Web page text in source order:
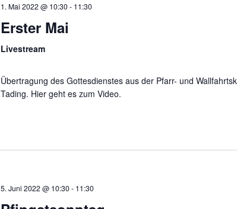
1. Mai 2022 @ 10:30- 11:30
Erster Mai
Livestream
Übertragung des Gottesdienstes aus der Pfarr- und
Tading. Hier geht es zum Video.
5. Juni 2022 @ 10:30- 11:30